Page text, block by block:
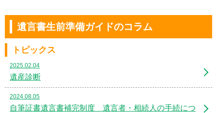
遺言書生前準備ガイドのコラム
トピックス
2025.02.04
遺産診断
2024.08.05
自筆証書遺言書補完制度 遺言者・相続人の手続につ